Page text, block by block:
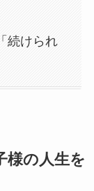
続けられ
様の人生を